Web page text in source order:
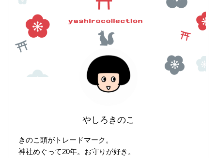
やしろきのこ
きのこ頭がトレードマーク。
神社めぐって20年。お守りが好き。